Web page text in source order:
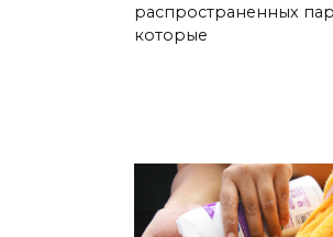
распространенных
которые